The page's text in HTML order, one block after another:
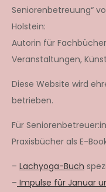
Beiträge
Seniorenbetreuung“
Holstein:
Autorin für
Veranstaltungen,
Diese Website wird
betrieben.
Für
Praxisbücher als E-
– Lachyoga-Buch
– Impulse für Januar